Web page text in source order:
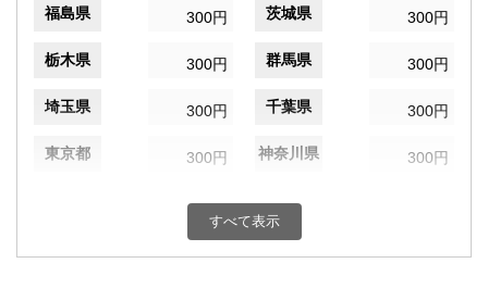
福島県 300円 茨城県 300円
栃木県 300円 群馬県 300円
埼玉県 300円 千葉県 300円
東京都 300円 神奈川県 300円
300円 富山県
すべて表示